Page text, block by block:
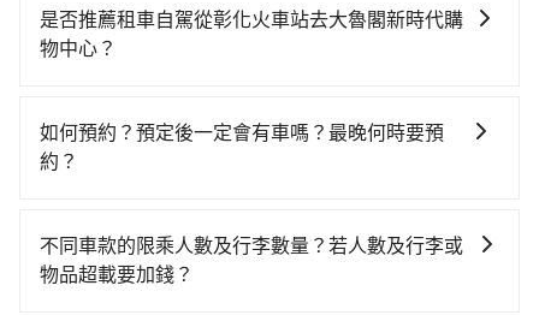
特殊需求或人數較多，需要大T保母車、20人座中巴、
40人座大巴或遊覽車，可特別填單並另外報價。
灣大車隊、Uber和Yoxi，如果在路邊攔不到車，也可考
慮打電話至彰化火車站附近的計程車隊，如雅客計程
有合法計程車約1,640輛，計程車密度為雙北的3.7%，也
就是說要臨時叫到小黃的難度是台北或新北的30倍之
坑受騙。雖然彰化火車站到大魯閣新時代購物中心的跳
表小黃可能較為便宜，但仍有臨時攔不到車以及計程車
是否推薦租車自駕從彰化火車站去大魯閣新時代購
物中心？
對的時間彈性，最重要的是你當天就要來回，那在彰化
路邊可隨租隨借的iRent應該是你最便宜選擇。註冊完
物中心的花費預估為$650~1,100（金額差異來自於平假
日、車款差異、抵達目的地後多久原路返回），雖已將
如何預約？預定後一定會有車嗎？最晚何時要預
約？
車接送服務，可直接線上輸入上下車地點或地址，三秒
內即可查到真實價格，照著步驟填寫完乘客資料與線上
不同車款的限乘人數及行李數量？若人數及行李或
物品超載要加錢？